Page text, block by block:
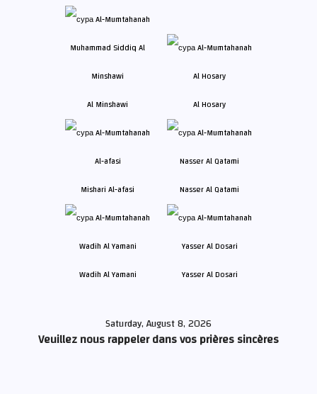
Al Minshawi Al Hosary
Mishari Al-afasi Nasser Al Qatami
Wadih Al Yamani Yasser Al Dosari
Saturday, August 8, 2026
Veuillez nous rappeler dans vos prières sincères